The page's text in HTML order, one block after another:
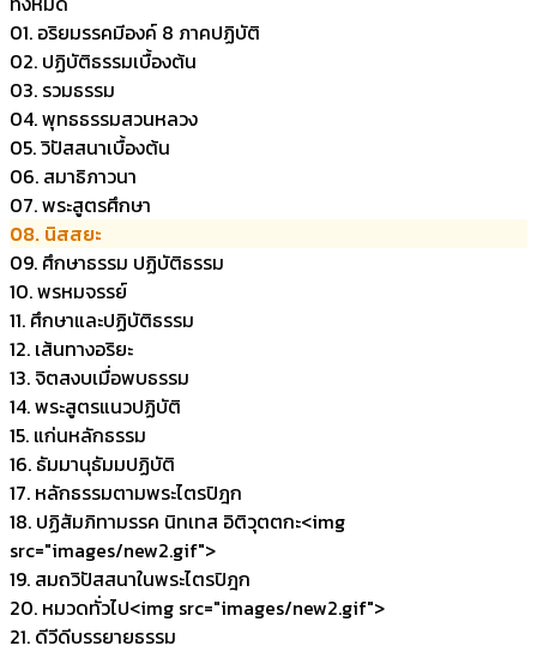
01. อริยมรรคมีองค์ 8 ภาคปฏิบัติ
02. ปฏิบัติธรรมเบื้องต้น
03. รวมธรรม
04. พุทธธรรมสวนหลวง
05. วิปัสสนาเบื้องต้น
06. สมาธิภาวนา
07. พระสูตรศึกษา
08. นิสสยะ
09. ศึกษาธรรม ปฏิบัติธรรม
10. พรหมจรรย์
11. ศึกษาและปฏิบัติธรรม
12. เส้นทางอริยะ
13. จิตสงบเมื่อพบธรรม
14. พระสูตรแนวปฏิบัติ
15. แก่นหลักธรรม
16. ธัมมานุธัมมปฏิบัติ
17. หลักธรรมตามพระไตรปิฎก
18. ปฏิสัมภิทามรรค นิทเทส อิติวุตตกะ<img
src="images/new2.gif">
19. สมถวิปัสสนาในพระไตรปิฎก
20. หมวดทั่วไป<img src="images/new2.gif">
21. ดีวีดีบรรยายธรรม